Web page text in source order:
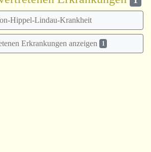
Hippel-Lindau-Krankheit
Erkrankungen anzeigen 1